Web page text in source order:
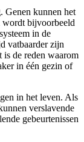
Genen kunnen het
wordt bijvoorbeeld
in de
vatbaarder zijn
de reden waarom
in één gezin of
in het leven. Als
verslavende
gebeurtenissen